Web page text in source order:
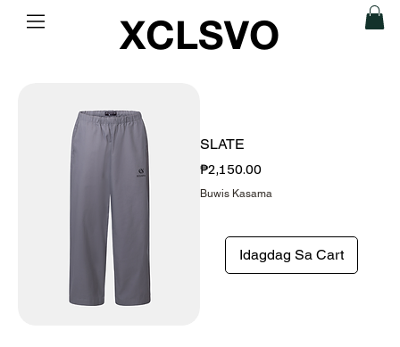
XCLSVO
SLATE
Presyo
₱2,150.00
Buwis Kasama
Idagdag Sa Cart